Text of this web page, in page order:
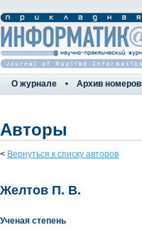
О журнале Архив номеров
Авторы
< Вернуться к списку авторов
Желтов П. В.
Ученая степень